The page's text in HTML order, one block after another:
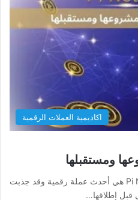
اكاديمية العملات الرقمية
عملة Pi Network عملة Pi Network هي أحدث عملة رقمية وقد جذبت
قبل إطلاقها…